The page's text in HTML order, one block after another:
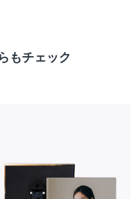
もチェック